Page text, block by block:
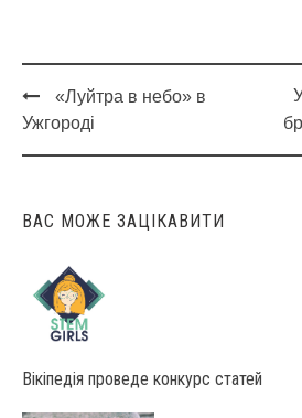
Post
navigation
«Луйтра в небо» в
Ужгороді
ВАС МОЖЕ ЗАЦІКАВИТИ
Вікіпедія проведе конкурс статей